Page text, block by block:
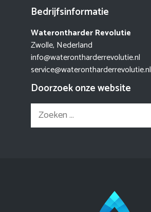
Bedrijfsinformatie
Waterontharder Revolutie
Zwolle, Nederland
info@waterontharderrevolutie.nl
service@waterontharderrevolutie.nl
Doorzoek onze website
Zoek
naar: